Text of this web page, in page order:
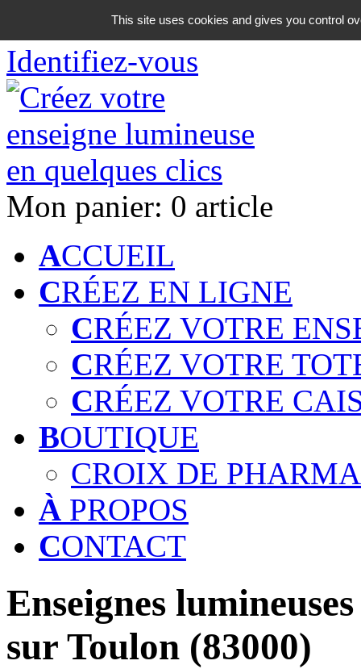
06 18 42 08 59
Identifiez-vous
Mon panier: 0 article
ACCUEIL
CRÉEZ EN LIGNE
CRÉEZ VOTRE
CRÉEZ VOTRE
CRÉEZ VOTRE
BOUTIQUE
CROIX DE
À PROPOS
CONTACT
Enseignes
sur Toulon (83000)
This site uses cookies and gives you control